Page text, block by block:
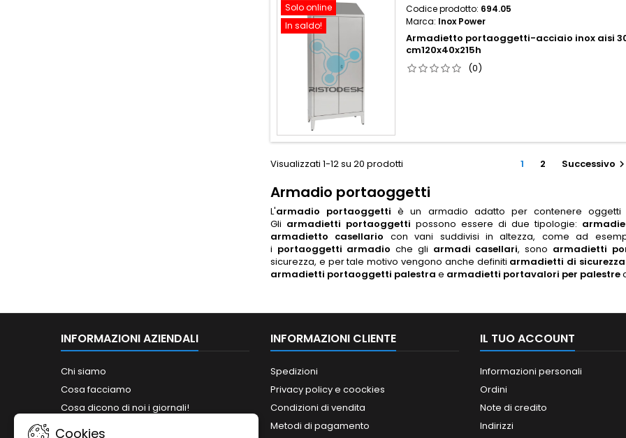
Solo online
In saldo!
Codice prodotto: 694.05
Marca: Inox Power
Armadietto portaoggetti-acciaio inox aisi
cm120x40x215h
(0)
Visualizzati 1-12 su 20 prodotti 1 2 Successivo
Armadio portaoggetti
L'armadio portaoggetti è un armadio adatto per contenere
Gli armadietti portaoggetti possono essere di due tipologie:
armadietto casellario con vani suddivisi in altezza, come ad
i portaoggetti armadio che gli armadi casellari, sono armadietti
sicurezza, e per tale motivo vengono anche definiti armadietti di
armadietti portaoggetti palestra e armadietti portavalori per palestre
INFORMAZIONI AZIENDALI
Chi siamo
Cosa facciamo
Cosa dicono di noi i giornali!
INFORMAZIONI CLIENTE
Spedizioni
Privacy policy e coockies
Condizioni di vendita
Metodi di pagamento
IL TUO ACCOUNT
Informazioni personali
Ordini
Note di credito
Indirizzi
Cookies